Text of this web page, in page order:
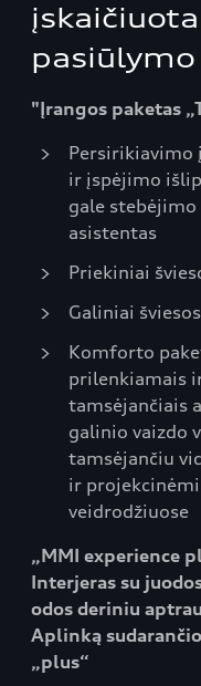
pasiūlymo
"Įrangos paketas
Persirikiavimo
ir įspėjimo
gale
asistentas
Priekiniai
Galiniai
Komforto
prilenkiamais
tamsėjančiais
galinio vaizdo
tamsėjančiu
ir
veidrodžiuose
„MMI experience
Interjeras su
odos deriniu
Aplinką
„plus“